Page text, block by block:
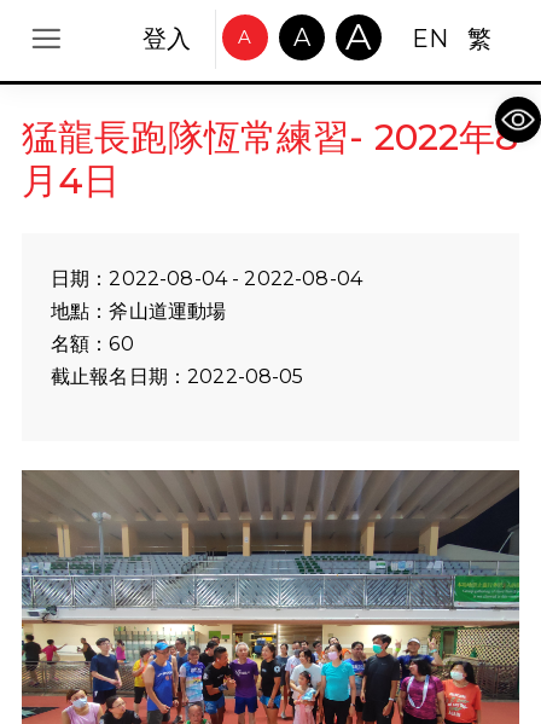
登入 A A A EN 繁
猛龍長跑隊恆常練習- 2022年8
月4日
日期：2022-08-04 - 2022-08-04
地點：斧山道運動場
名額：60
截止報名日期：2022-08-05